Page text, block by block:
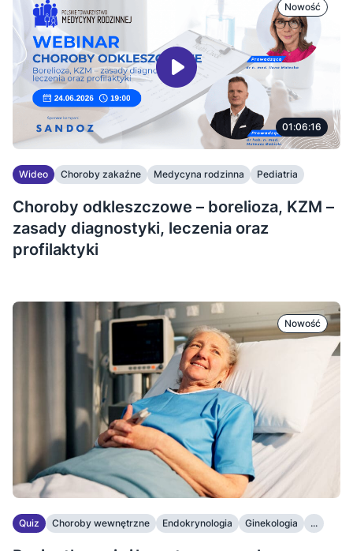
Nowość
01:06:16
Wideo Choroby zakaźne Medycyna rodzinna Pediatria
Choroby odkleszczowe – borelioza, KZM –
zasady diagnostyki, leczenia oraz
profilaktyki
Nowość
Quiz Choroby wewnętrzne Endokrynologia Ginekologia ...